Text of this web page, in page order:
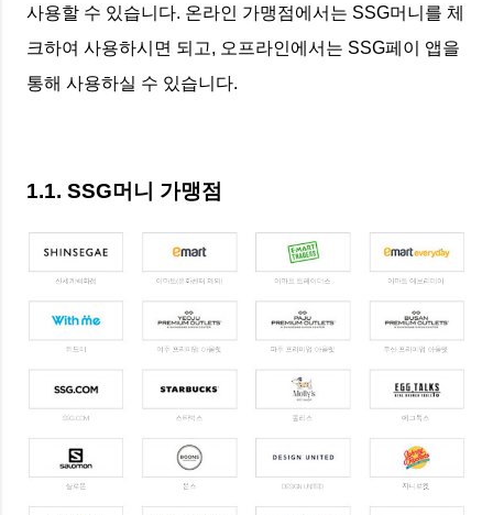
사용할 수 있습니다. 온라인 가맹점에서는 SSG머니를 체
크하여 사용하시면 되고, 오프라인에서는 SSG페이 앱을
통해 사용하실 수 있습니다.
1.1. SSG머니 가맹점